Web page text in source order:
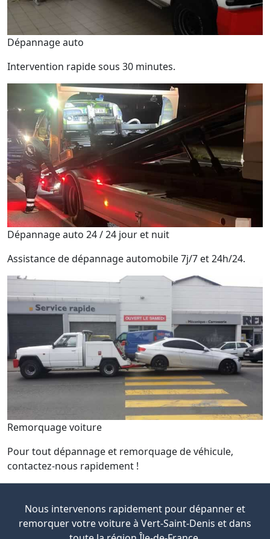
Dépannage auto
Intervention rapide sous 30 minutes.
Dépannage auto 24 / 24 jour et nuit
Assistance de dépannage automobile 7j/7 et 24h/24.
Remorquage voiture
Pour tout dépannage et remorquage de véhicule,
contactez-nous rapidement !
Nous intervenons rapidement pour dépanner et
remorquer votre voiture à Vert-Saint-Denis et dans